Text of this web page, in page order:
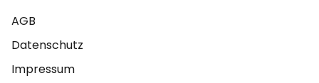
AGB
Datenschutz
Impressum